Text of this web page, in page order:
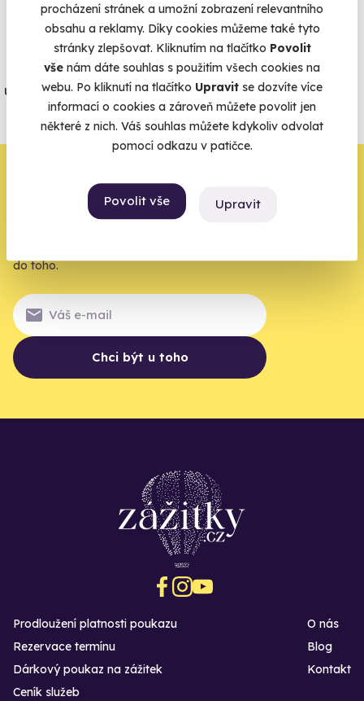
procházení stránek a umožní zobrazení relevantního
obsahu a reklamy. Díky cookies můžeme také tyto
stránky zlepšovat. Kliknutím na tlačítko Povolit
vše nám dáte souhlas s použitím všech cookies na
webu. Po kliknutí na tlačítko Upravit se dozvíte více
informací o cookies a zároveň můžete povolit jen
některé z nich. Váš souhlas můžete kdykoliv odvolat
pomocí odkazu v patičce.
Povolit vše Upravit
Vše umíme pojistit
Jeden nikdy neví. Máme nejvyšší
úrazové pojištění z nabídky zážitkových
agentur.
Vše o pojištění
Zbývá jeden krok,
zbytek zařídíme my
do toho.
Chci být u toho
Prodloužení platnosti poukazu
Rezervace termínu
Dárkový poukaz na zážitek
O nás
Blog
Kontakt
Ceník služeb